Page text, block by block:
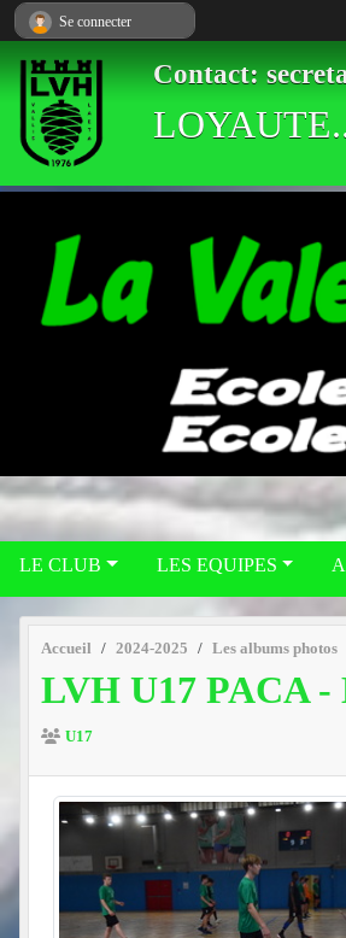
Contact:
LE CLUB LES EQUIPES
Accueil 2024-2025 Les albums photos
LVH U17 PACA
U17
Se connecter
Panneau de gestion des cookies